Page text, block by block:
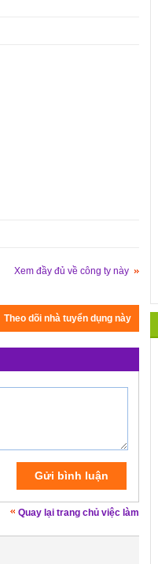
Xem đầy đủ về công ty này
Quay lại trang chủ việc làm